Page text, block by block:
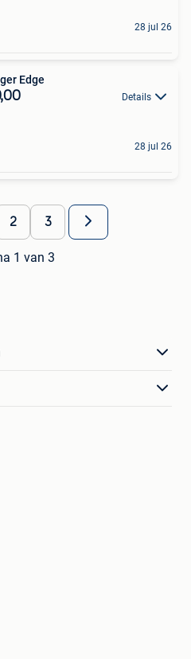
28 jul 26
Edge
Details
28 jul 26
2 3
1 van 3